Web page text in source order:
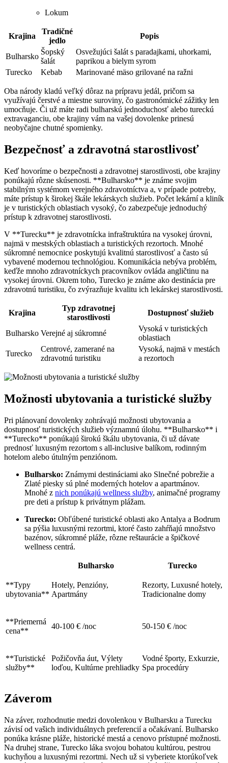
Lokum
Krajina
Tradičné
jedlo
Popis
Bulharsko
Šopský
šalát
Osvežujúci šalát s paradajkami, uhorkami,
paprikou a bielym syrom
Turecko
Kebab Marinované mäso grilované na ražni
Oba národy kladú veľký dôraz na prípravu jedál, pričom sa
využívajú čerstvé a miestne suroviny, čo gastronómické zážitky len
umocňuje. Či už máte radi bulharskú jednoduchosť alebo tureckú
extravaganciu, obe krajiny vám na vašej dovolenke prinesú
neobyčajne chutné spomienky.
Bezpečnosť a zdravotná starostlivosť
Keď hovoríme o bezpečnosti a zdravotnej starostlivosti, obe krajiny
ponúkajú rôzne skúsenosti. **Bulharsko** je známe svojim
stabilným systémom verejného zdravotníctva a, v prípade potreby,
máte prístup k širokej škále lekárskych služieb. Počet lekární a kliník
je v turistických oblastiach vysoký, čo zabezpečuje jednoduchý
prístup k zdravotnej starostlivosti.
V **Turecku** je zdravotnícka infraštruktúra na vysokej úrovni,
najmä v mestských oblastiach a turistických rezortoch. Mnohé
súkromné nemocnice poskytujú kvalitnú starostlivosť a často sú
vybavené modernou technológiou. Komunikácia nebýva problém,
keďže mnoho zdravotníckych pracovníkov ovláda angličtinu na
vysokej úrovni. Okrem toho, Turecko je známe ako destinácia pre
zdravotnú turistiku, čo zvýrazňuje kvalitu ich lekárskej starostlivosti.
Krajina
Typ zdravotnej
starostlivosti
Dostupnosť služieb
Bulharsko Verejné aj súkromné
Vysoká v turistických
oblastiach
Turecko
Centrové, zamerané na
zdravotnú turistiku
Vysoká, najmä v mestách
a rezortoch
Možnosti ubytovania a turistické služby
Pri plánovaní dovolenky zohrávajú možnosti ubytovania a
dostupnosť turistických služieb významnú úlohu. **Bulharsko** i
**Turecko** ponúkajú širokú škálu ubytovania, či už dávate
prednosť luxusným rezortom s all-inclusive balíkom, rodinným
hotelom alebo útulným penziónom.
Bulharsko: Známymi destináciami ako Slnečné pobrežie a
Zlaté piesky sú plné moderných hotelov a apartmánov.
Mnohé z nich ponúkajú wellness služby, animačné programy
pre deti a prístup k privátnym plážam.
Turecko: Obľúbené turistické oblasti ako Antalya a Bodrum
sa pýšia luxusnými rezortmi, ktoré často zahŕňajú množstvo
bazénov, súkromné pláže, rôzne reštaurácie a špičkové
wellness centrá.
Bulharsko Turecko
**Typy
ubytovania**
Hotely, Penzióny,
Apartmány
Rezorty, Luxusné hotely,
Tradicionalne domy
**Priemerná
cena**
40-100 € /noc 50-150 € /noc
**Turistické
služby**
Požičovňa áut, Výlety
loďou, Kultúrne prehliadky
Vodné športy, Exkurzie,
Spa procedúry
Záverom
Na záver, rozhodnutie medzi dovolenkou v Bulharsku a Turecku
závisí od vašich individuálnych preferencií a očakávaní. Bulharsko
ponúka krásne pláže, historické mestá a cenovo prístupné možnosti.
Na druhej strane, Turecko láka svojou bohatou kultúrou, pestrou
kuchyňou a luxusnými rezortmi. Nech už si vyberiete ktorúkoľvek